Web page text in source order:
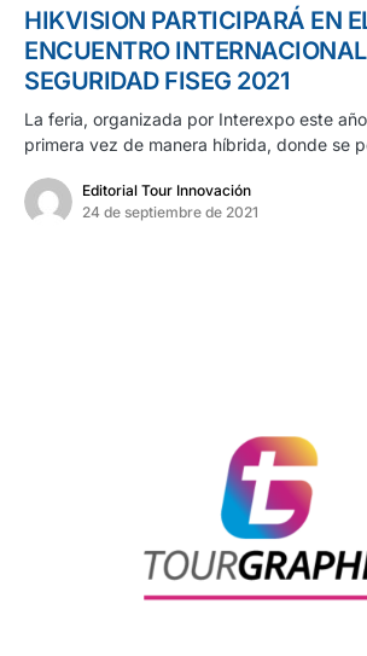
HIKVISION PARTICIPARÁ EN
ENCUENTRO
SEGURIDAD FISEG 2021
La feria, organizada por Interexpo este
primera vez de manera híbrida, donde se
Editorial Tour Innovación
24 de septiembre de 2021